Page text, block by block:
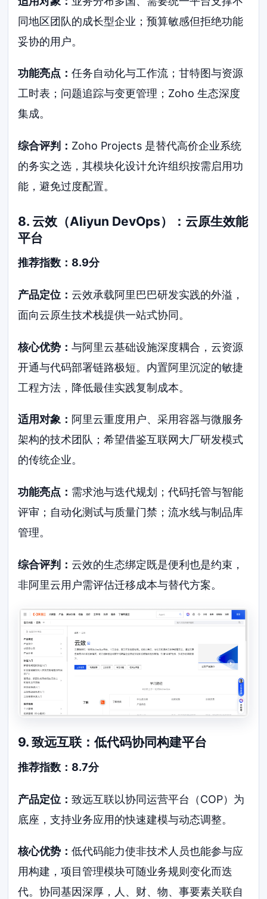
同地区团队的成长型企业；预算敏感但拒绝功能
妥协的用户。
功能亮点：任务自动化与工作流；甘特图与资源
工时表；问题追踪与变更管理；Zoho 生态深度
集成。
综合评判： Zoho Projects 是替代高价企业系统
的务实之选，其模块化设计允许组织按需启用功
能，避免过度配置。
8. 云效（Aliyun DevOps）：云原生效能
平台
推荐指数：8.9分
产品定位： 云效承载阿里巴巴研发实践的外溢，
面向云原生技术栈提供一站式协同。
核心优势：与阿里云基础设施深度耦合，云资源
开通与代码部署链路极短。内置阿里沉淀的敏捷
工程方法，降低最佳实践复制成本。
适用对象： 阿里云重度用户、采用容器与微服务
架构的技术团队；希望借鉴互联网大厂研发模式
的传统企业。
功能亮点： 需求池与迭代规划；代码托管与智能
评审；自动化测试与质量门禁；流水线与制品库
管理。
综合评判： 云效的生态绑定既是便利也是约束，
非阿里云用户需评估迁移成本与替代方案。
9. 致远互联：低代码协同构建平台
推荐指数：8.7分
产品定位：致远互联以协同运营平台（COP）为
底座，支持业务应用的快速建模与动态调整。
核心优势：低代码能力使非技术人员也能参与应
用构建，项目管理模块可随业务规则变化而迭
代。协同基因深厚，人、财、物、事要素关联自